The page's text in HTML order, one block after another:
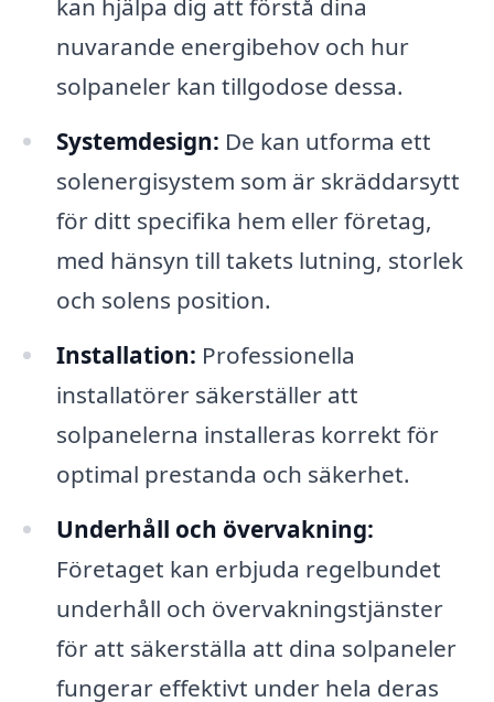
kan hjälpa dig att förstå dina
nuvarande energibehov och hur
solpaneler kan tillgodose dessa.
Systemdesign: De kan utforma ett
solenergisystem som är skräddarsytt
för ditt specifika hem eller företag,
med hänsyn till takets lutning, storlek
och solens position.
Installation: Professionella
installatörer säkerställer att
solpanelerna installeras korrekt för
optimal prestanda och säkerhet.
Underhåll och övervakning:
Företaget kan erbjuda regelbundet
underhåll och övervakningstjänster
för att säkerställa att dina solpaneler
fungerar effektivt under hela deras